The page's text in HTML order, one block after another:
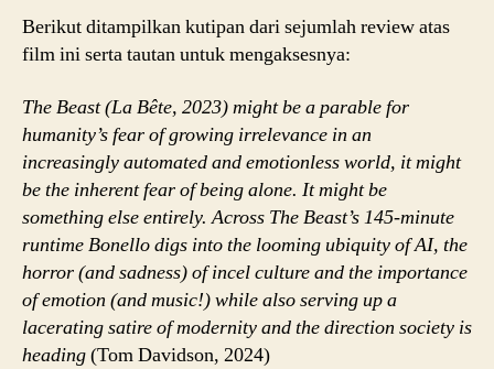
Berikut ditampilkan kutipan dari sejumlah review atas
film ini serta tautan untuk mengaksesnya:
The Beast (La Bête, 2023) might be a parable for
humanity’s fear of growing irrelevance in an
increasingly automated and emotionless world, it might
be the inherent fear of being alone. It might be
something else entirely. Across The Beast’s 145-minute
runtime Bonello digs into the looming ubiquity of AI, the
horror (and sadness) of incel culture and the importance
of emotion (and music!) while also serving up a
lacerating satire of modernity and the direction society is
heading(Tom Davidson, 2024)